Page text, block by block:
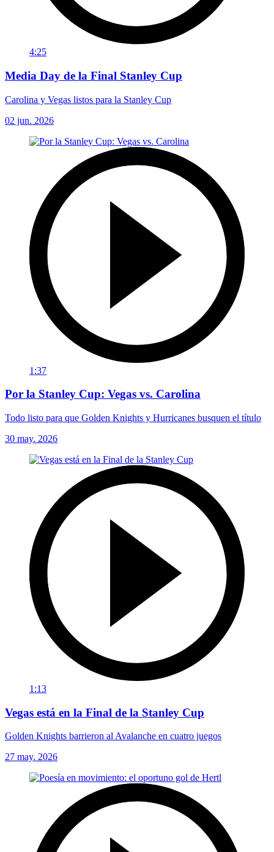
4:25
Media Day de la Final Stanley Cup
Carolina y Vegas listos para la Stanley Cup
02 jun. 2026
1:37
Por la Stanley Cup: Vegas vs. Carolina
Todo listo para que Golden Knights y Hurricanes busquen el título
30 may. 2026
1:13
Vegas está en la Final de la Stanley Cup
Golden Knights barrieron al Avalanche en cuatro juegos
27 may. 2026